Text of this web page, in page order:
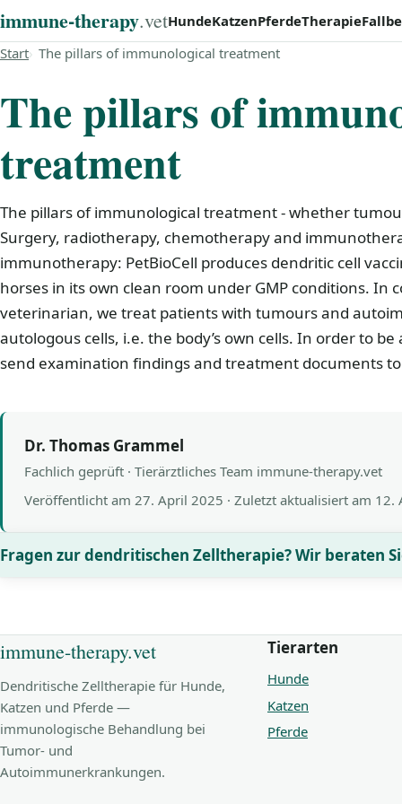
immune‑therapy.vetHundeKatzenPferdeTherapie
Start The pillars of immunological treatment
The pillars of
treatment
The pillars of immunological treatment - whether
Surgery, radiotherapy, chemotherapy and
immunotherapy: PetBioCell produces dendritic cell
horses in its own clean room under GMP conditions. In
veterinarian, we treat patients with tumours and
autologous cells, i.e. the body’s own cells. In order to
send examination findings and treatment documents
Dr. Thomas Grammel
Fachlich geprüft · Tierärztliches Team immune-therapy.vet
Veröffentlicht am 27. April 2025 · Zuletzt aktualisiert am 12.
Fragen zur dendritischen Zelltherapie? Wir beraten
immune-therapy.vet
Dendritische Zelltherapie für Hunde,
Katzen und Pferde —
immunologische Behandlung bei
Tumor- und
Autoimmunerkrankungen.
Tierarten
Hunde
Katzen
Pferde